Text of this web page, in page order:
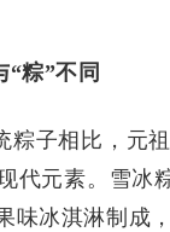
“粽”不同
粽子相比，元
代元素。雪冰
味冰淇淋制成